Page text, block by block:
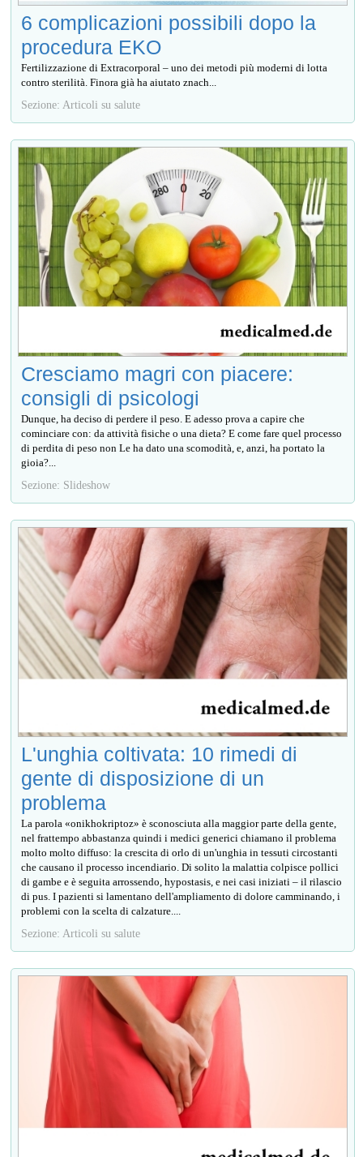
6 complicazioni possibili dopo la
procedura EKO
Fertilizzazione di Extracorporal – uno dei metodi più moderni di lotta
contro sterilità. Finora già ha aiutato znach...
Sezione: Articoli su salute
Cresciamo magri con piacere:
consigli di psicologi
Dunque, ha deciso di perdere il peso. E adesso prova a capire che
cominciare con: da attività fisiche o una dieta? E come fare quel processo
di perdita di peso non Le ha dato una scomodità, e, anzi, ha portato la
gioia?...
Sezione: Slideshow
L'unghia coltivata: 10 rimedi di
gente di disposizione di un
problema
La parola «onikhokriptoz» è sconosciuta alla maggior parte della gente,
nel frattempo abbastanza quindi i medici generici chiamano il problema
molto molto diffuso: la crescita di orlo di un'unghia in tessuti circostanti
che causano il processo incendiario. Di solito la malattia colpisce pollici
di gambe e è seguita arrossendo, hypostasis, e nei casi iniziati – il rilascio
di pus. I pazienti si lamentano dell'ampliamento di dolore camminando, i
problemi con la scelta di calzature....
Sezione: Articoli su salute